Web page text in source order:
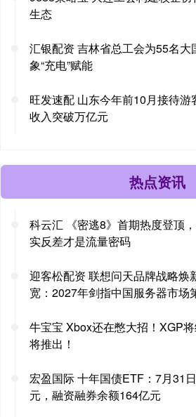
生态
汇银配资 吉林省总工会为55名大
象“充电”赋能
旺发速配 山东今年前10月接待
收入突破万亿元
热点资讯
科云汇 《密逃8》首期热度登顶
实反差才是流量密码
迎客松配资 联想问天品牌战略焕
宽：2027年剑指中国服务器市场
牛宝宝 Xbox还在憋大招！XGP
将推出！
宏盈国际 十年国债ETF：7月31
元，融资融券余额164亿元